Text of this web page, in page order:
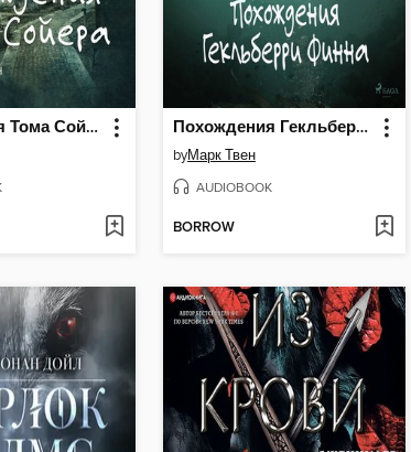
Похождения Тома Сойера Похождения Гекльберри Финна
byМарк Твен
AUDIOBOOK
BORROW